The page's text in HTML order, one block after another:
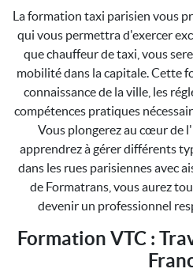
La formation taxi parisien vous
qui vous permettra d'exercer
que chauffeur de taxi, vous
mobilité dans la capitale. Cette
connaissance de la ville, les
compétences pratiques
Vous plongerez au cœur de
apprendrez à gérer différents
dans les rues parisiennes avec
de Formatrans, vous aurez
devenir un professionnel
Formation VTC :